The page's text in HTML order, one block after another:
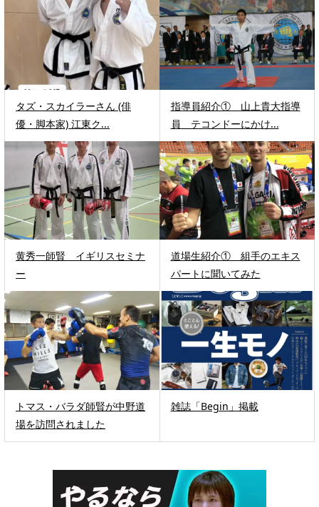
タズ・スカイラーさん (俳
優・脚本家) 江東ク...
指導員紹介① 山上貴大指導
員 テコンドーにかけ...
黄秀一師賢 イギリスセミナ
ー
道場生紹介① 組手のエキス
パートに聞いてみた
トマス・バラダ師賢が中野道
場を訪問されました
雑誌「Begin」掲載